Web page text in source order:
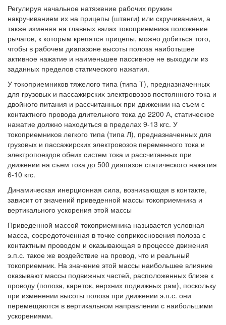
Регулируя начальное натяжение рабочих пружин
накручиванием их на прицепы (штанги) или скручиванием, а
также изменяя на главных валах токоприемника положение
рычагов, к которым крепятся прицепы, можно добиться того,
чтобы в рабочем диапазоне высоты полоза наиботьшее
активное нажатие и наименьшее пассивное не выходили из
заданных пределов статического нажатия.
У токоприемников тяжелого типа (типа Т), предназначенных
для грузовых и пассажирских электровозов постоянного тока и
двойного питания и рассчитанных при движении на съем с
контактного провода длительного тока до 2200 А, статическое
нажатие должно находиться в пределах 9-13 кгс. У
токоприемников легкого типа (типа Л), предназначенных для
грузовых и пассажирских электровозов переменного тока и
электропоездов обеих систем тока и рассчитанных при
движении на съем тока до 500 диапазон статического нажатия
6-10 кгс.
Динамическая инерционная сила, возникающая в контакте,
зависит от значений приведенной массы токоприемника и
вертикального ускорения этой массы
Приведенной массой токоприемника называется условная
масса, сосредоточенная в точке соприкосновения полоза с
контактным проводом и оказывающая в процессе движения
э.п.с. такое же воздействие на провод, что и реальный
токоприемник. На значение этой массы наибольшее влияние
оказывают массы подвижных частей, расположенных ближе к
проводу (полоза, кареток, верхних подвижных рам), поскольку
при изменении высоты полоза при движении э.п.с. они
перемещаются в вертикальном направлении с наибольшими
ускорениями.